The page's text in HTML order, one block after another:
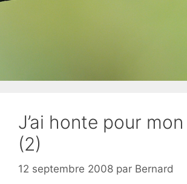
J’ai honte pour
(2)
12 septembre 2008 par Bernard